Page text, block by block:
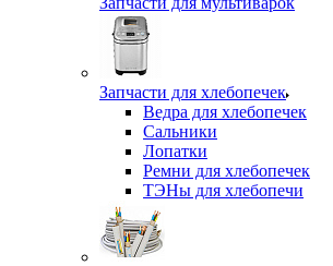
Запчасти для хлебопечек
Ведра для хлебопечек
Сальники
Лопатки
Ремни для хлебопечек
ТЭНы для хлебопечи